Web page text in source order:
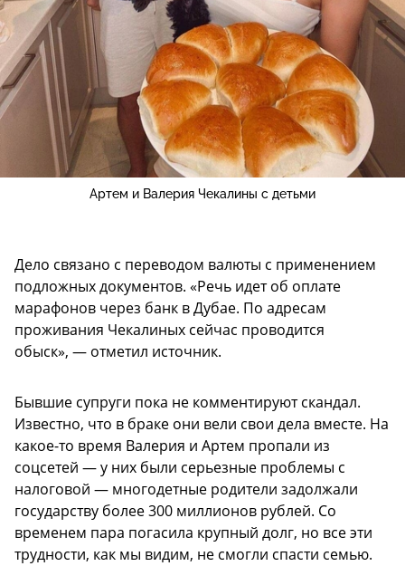
Артем и Валерия Чекалины с детьми
Дело связано с переводом валюты с применением
подложных документов. «Речь идет об оплате
марафонов через банк в Дубае. По адресам
проживания Чекалиных сейчас проводится
обыск», — отметил источник.
Бывшие супруги пока не комментируют скандал.
Известно, что в браке они вели свои дела вместе. На
какое-то время Валерия и Артем пропали из
соцсетей — у них были серьезные проблемы с
налоговой — многодетные родители задолжали
государству более 300 миллионов рублей. Со
временем пара погасила крупный долг, но все эти
трудности, как мы видим, не смогли спасти семью.